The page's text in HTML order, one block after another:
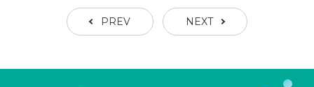
PREV NEXT